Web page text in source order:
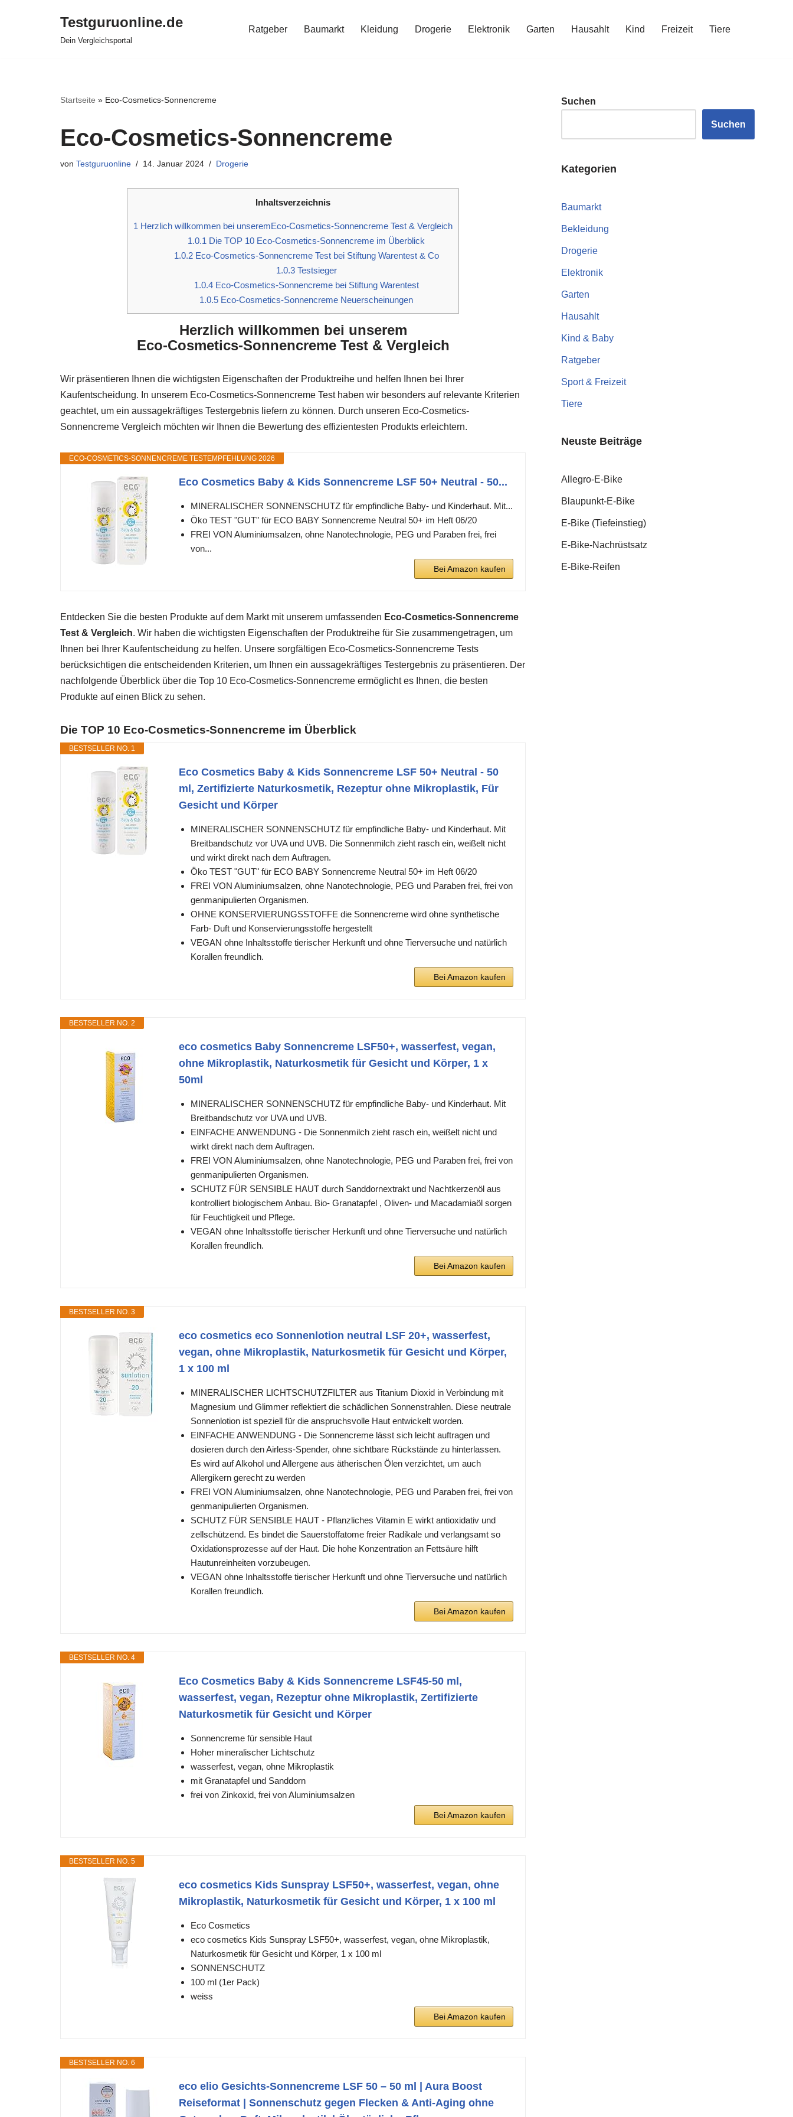
Testguruonline.de
Dein Vergleichsportal
Ratgeber Baumarkt Kleidung Drogerie Elektronik Garten Hausahlt Kind Freizeit Tiere
Startseite » Eco-Cosmetics-Sonnencreme
Eco-Cosmetics-Sonnencreme
von Testguruonline 14. Januar 2024 Drogerie
Inhaltsverzeichnis
1 Herzlich willkommen bei unseremEco-Cosmetics-Sonnencreme Test & Vergleich
1.0.1 Die TOP 10 Eco-Cosmetics-Sonnencreme im Überblick
1.0.2Eco-Cosmetics-Sonnencreme Test bei Stiftung Warentest & Co
1.0.3Testsieger
1.0.4Eco-Cosmetics-Sonnencreme bei Stiftung Warentest
1.0.5 Eco-Cosmetics-Sonnencreme Neuerscheinungen
Herzlich willkommen bei unserem
Eco-Cosmetics-Sonnencreme Test & Vergleich
Wir präsentieren Ihnen die wichtigsten Eigenschaften der Produktreihe und helfen Ihnen bei Ihrer
Kaufentscheidung. In unserem Eco-Cosmetics-Sonnencreme Test haben wir besonders auf relevante Kriterien
geachtet, um ein aussagekräftiges Testergebnis liefern zu können. Durch unseren Eco-Cosmetics-
Sonnencreme Vergleich möchten wir Ihnen die Bewertung des effizientesten Produkts erleichtern.
ECO-COSMETICS-SONNENCREME TESTEMPFEHLUNG 2026
Eco Cosmetics Baby & Kids Sonnencreme LSF 50+ Neutral - 50...
MINERALISCHER SONNENSCHUTZ für empfindliche Baby- und Kinderhaut. Mit...
Öko TEST "GUT" für ECO BABY Sonnencreme Neutral 50+ im Heft 06/20
FREI VON Aluminiumsalzen, ohne Nanotechnologie, PEG und Paraben frei, frei
von...
Bei Amazon kaufen
Entdecken Sie die besten Produkte auf dem Markt mit unserem umfassenden Eco-Cosmetics-Sonnencreme
Test & Vergleich. Wir haben die wichtigsten Eigenschaften der Produktreihe für Sie zusammengetragen, um
Ihnen bei Ihrer Kaufentscheidung zu helfen. Unsere sorgfältigen Eco-Cosmetics-Sonnencreme Tests
berücksichtigen die entscheidenden Kriterien, um Ihnen ein aussagekräftiges Testergebnis zu präsentieren. Der
nachfolgende Überblick über die Top 10 Eco-Cosmetics-Sonnencreme ermöglicht es Ihnen, die besten
Produkte auf einen Blick zu sehen.
Die TOP 10 Eco-Cosmetics-Sonnencreme im Überblick
BESTSELLER NO. 1
Eco Cosmetics Baby & Kids Sonnencreme LSF 50+ Neutral - 50
ml, Zertifizierte Naturkosmetik, Rezeptur ohne Mikroplastik, Für
Gesicht und Körper
MINERALISCHER SONNENSCHUTZ für empfindliche Baby- und Kinderhaut. Mit
Breitbandschutz vor UVA und UVB. Die Sonnenmilch zieht rasch ein, weißelt nicht
und wirkt direkt nach dem Auftragen.
Öko TEST "GUT" für ECO BABY Sonnencreme Neutral 50+ im Heft 06/20
FREI VON Aluminiumsalzen, ohne Nanotechnologie, PEG und Paraben frei, frei von
genmanipulierten Organismen.
OHNE KONSERVIERUNGSSTOFFE die Sonnencreme wird ohne synthetische
Farb- Duft und Konservierungsstoffe hergestellt
VEGAN ohne Inhaltsstoffe tierischer Herkunft und ohne Tierversuche und natürlich
Korallen freundlich.
Bei Amazon kaufen
BESTSELLER NO. 2
eco cosmetics Baby Sonnencreme LSF50+, wasserfest, vegan,
ohne Mikroplastik, Naturkosmetik für Gesicht und Körper, 1 x
50ml
MINERALISCHER SONNENSCHUTZ für empfindliche Baby- und Kinderhaut. Mit
Breitbandschutz vor UVA und UVB.
EINFACHE ANWENDUNG - Die Sonnenmilch zieht rasch ein, weißelt nicht und
wirkt direkt nach dem Auftragen.
FREI VON Aluminiumsalzen, ohne Nanotechnologie, PEG und Paraben frei, frei von
genmanipulierten Organismen.
SCHUTZ FÜR SENSIBLE HAUT durch Sanddornextrakt und Nachtkerzenöl aus
kontrolliert biologischem Anbau. Bio- Granatapfel , Oliven- und Macadamiaöl sorgen
für Feuchtigkeit und Pflege.
VEGAN ohne Inhaltsstoffe tierischer Herkunft und ohne Tierversuche und natürlich
Korallen freundlich.
Bei Amazon kaufen
BESTSELLER NO. 3
eco cosmetics eco Sonnenlotion neutral LSF 20+, wasserfest,
vegan, ohne Mikroplastik, Naturkosmetik für Gesicht und Körper,
1 x 100 ml
MINERALISCHER LICHTSCHUTZFILTER aus Titanium Dioxid in Verbindung mit
Magnesium und Glimmer reflektiert die schädlichen Sonnenstrahlen. Diese neutrale
Sonnenlotion ist speziell für die anspruchsvolle Haut entwickelt worden.
EINFACHE ANWENDUNG - Die Sonnencreme lässt sich leicht auftragen und
dosieren durch den Airless-Spender, ohne sichtbare Rückstände zu hinterlassen.
Es wird auf Alkohol und Allergene aus ätherischen Ölen verzichtet, um auch
Allergikern gerecht zu werden
FREI VON Aluminiumsalzen, ohne Nanotechnologie, PEG und Paraben frei, frei von
genmanipulierten Organismen.
SCHUTZ FÜR SENSIBLE HAUT - Pflanzliches Vitamin E wirkt antioxidativ und
zellschützend. Es bindet die Sauerstoffatome freier Radikale und verlangsamt so
Oxidationsprozesse auf der Haut. Die hohe Konzentration an Fettsäure hilft
Hautunreinheiten vorzubeugen.
VEGAN ohne Inhaltsstoffe tierischer Herkunft und ohne Tierversuche und natürlich
Korallen freundlich.
Bei Amazon kaufen
BESTSELLER NO. 4
Eco Cosmetics Baby & Kids Sonnencreme LSF45-50 ml,
wasserfest, vegan, Rezeptur ohne Mikroplastik, Zertifizierte
Naturkosmetik für Gesicht und Körper
Sonnencreme für sensible Haut
Hoher mineralischer Lichtschutz
wasserfest, vegan, ohne Mikroplastik
mit Granatapfel und Sanddorn
frei von Zinkoxid, frei von Aluminiumsalzen
Bei Amazon kaufen
BESTSELLER NO. 5
eco cosmetics Kids Sunspray LSF50+, wasserfest, vegan, ohne
Mikroplastik, Naturkosmetik für Gesicht und Körper, 1 x 100 ml
Eco Cosmetics
eco cosmetics Kids Sunspray LSF50+, wasserfest, vegan, ohne Mikroplastik,
Naturkosmetik für Gesicht und Körper, 1 x 100 ml
SONNENSCHUTZ
100 ml (1er Pack)
weiss
Bei Amazon kaufen
BESTSELLER NO. 6
eco elio Gesichts-Sonnencreme LSF 50 – 50 ml | Aura Boost
Reiseformat | Sonnenschutz gegen Flecken & Anti-Aging ohne
Suchen
Suchen
Kategorien
Baumarkt
Bekleidung
Drogerie
Elektronik
Garten
Hausahlt
Kind & Baby
Ratgeber
Sport & Freizeit
Tiere
Neuste Beiträge
Allegro-E-Bike
Blaupunkt-E-Bike
E-Bike (Tiefeinstieg)
E-Bike-Nachrüstsatz
E-Bike-Reifen